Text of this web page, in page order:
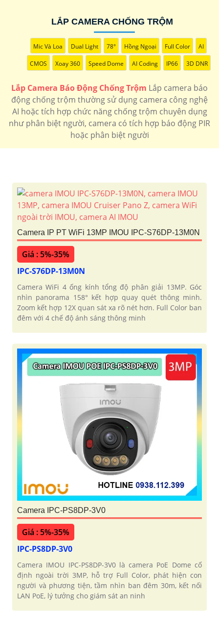
qua phần mềm xem camera nhanh
lắp camera chống trộm
ezviz
1.600.000 VNĐ - 2.300.000 VNĐ▫️ Tích
hợp quay xoay báo động chống trộm
qua điện thoại
H8C
LẮP CAMERA CHỐNG TRỘM
Mic Và Loa Dual Light 78° Hồng Ngoại Full Color AI
CMOS Xoay 360 Speed Dome AI Coding IP66 3D DNR
Lắp Camera Báo Động Chống Trộm Lắp camera báo
động chống trộm thường sử dụng camera công nghệ
AI hoặc tích hợp chức năng chống trộm chuyên dụng
như phân biệt người, camera có tích hợp báo động PIR
hoặc phân biệt người
Camera IP PT WiFi 13MP IMOU IPC-S76DP-13M0N
Giá : 5%-35%
IPC-S76DP-13M0N
Camera WiFi 4 ống kính tổng độ phân giải 13MP. Góc
nhìn panorama 158° kết hợp quay quét thông minh.
Zoom kết hợp 12X quan sát xa rõ nét hơn. Full Color ban
đêm với 4 chế độ ánh sáng thông minh
Camera IPC-PS8DP-3V0
Giá : 5%-35%
IPC-PS8DP-3V0
Camera IMOU IPC-PS8DP-3V0 là camera PoE Dome cố
định ngoài trời 3MP, hỗ trợ Full Color, phát hiện con
người và phương tiện, tầm nhìn ban đêm 30m, kết nối
LAN PoE, lý tưởng cho giám sát an ninh